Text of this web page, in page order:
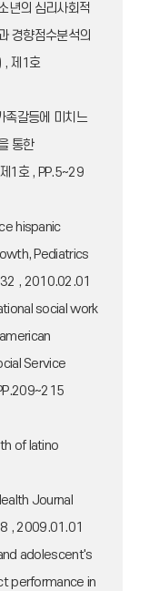
년의 심리사회적
경향점수분석의
, 제1호
족갈등에 미치느
통한
1호 , PP.5~29
hispanic
Pediatrics
, 2010.02.01
social work
Service
of latino
Journal
, 2009.01.01
adolescent's
performance in